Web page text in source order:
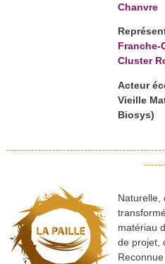
Chanvre
Franche-
Cluster
Acteur
Vieille
Biosys)
Naturelle,
matériau
de projet,